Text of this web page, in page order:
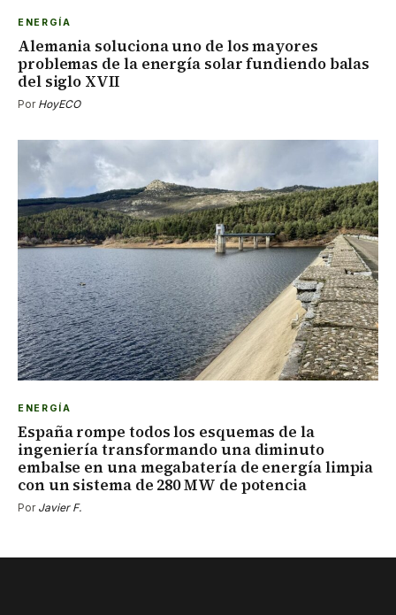
ENERGÍA
Alemania soluciona uno de los mayores
problemas de la energía solar fundiendo balas
del siglo XVII
Por HoyECO
ENERGÍA
España rompe todos los esquemas de la
ingeniería transformando una diminuto
embalse en una megabatería de energía limpia
con un sistema de 280 MW de potencia
Por Javier F.